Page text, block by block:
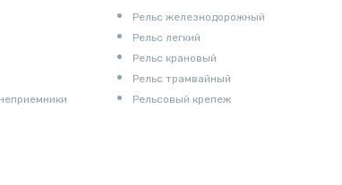
Рельс железнодорожный
Рельс легкий
Рельс крановый
Рельс трамвайный
Рельсовый крепеж